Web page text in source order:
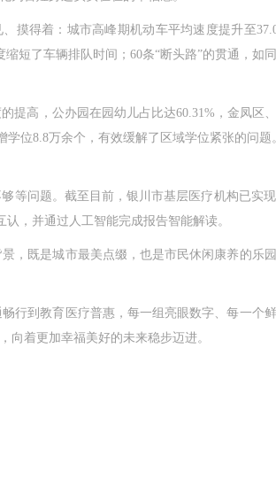
摸得着：城市高峰期机动车平均速度提升至
短了车辆排队时间；60条“断头路”的贯通，如
高，公办园在园幼儿占比达60.31%，金凤区
位8.8万余个，有效缓解了区域学位紧张的问题
等问题。截至目前，银川市基层医疗机构已实
，并通过人工智能完成报告智能解读。
，既是城市最美点缀，也是市民休闲康养的乐
行到教育医疗普惠，每一组亮眼数字、每一个
向着更加幸福美好的未来稳步迈进。